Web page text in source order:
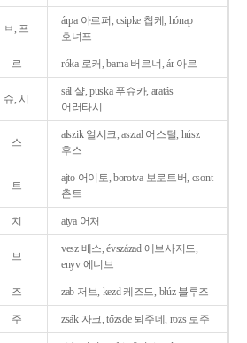
ㅂ, 프
árpa 아르퍼, csipke 칩케, hónap
호너프
르 róka 로커, barna 버르너, ár 아르
슈, 시
sál 샬, puska 푸슈카, aratás
어러타시
스
alszik 얼시크, asztal 어스털, húsz
후스
트
ajto 어이토, borotva 보로트버, csont
촌트
치 atya 어처
브
vesz 베스, évszázad 에브사저드,
enyv 에니브
즈 zab 저브, kezd 케즈드, blúz 블루즈
주 zsák 자크, tőzsde 퇴주데, rozs 로주